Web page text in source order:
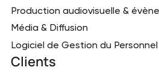
Production audiovisuelle &
Média & Diffusion
Logiciel de Gestion du Personnel
Clients